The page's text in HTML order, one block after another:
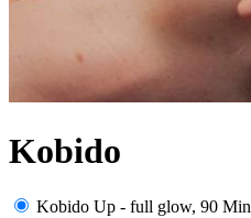
Kobido
Kobido Up - full glow, 90 Min